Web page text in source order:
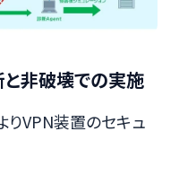
非破壊での実施
りVPN装置のセキュ